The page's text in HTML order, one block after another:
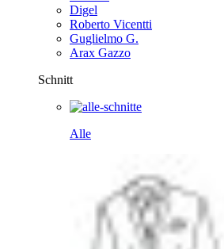
Digel
Roberto Vicentti
Guglielmo G.
Arax Gazzo
Schnitt
Alle